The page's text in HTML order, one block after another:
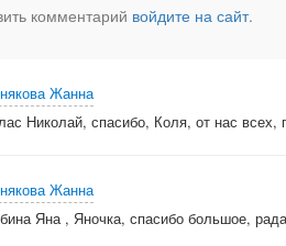
лето улетело,
стаи вслед за ним.
поёт совсем другим...
комментарий войдите на сайт.
Жанна
Николай, спасибо, Коля, от нас всех,
Жанна
Яна , Яночка, спасибо большое,